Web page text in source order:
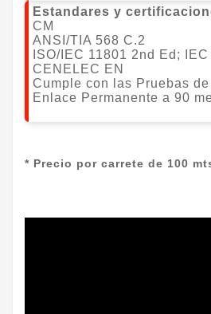
Estandares y
CM
ANSI/TIA 568 C.2
ISO/IEC 11801 2nd Ed;
CENELEC EN
Cumple con las Pruebas
Enlace Permanente a 90
* Precio por carrete de 100